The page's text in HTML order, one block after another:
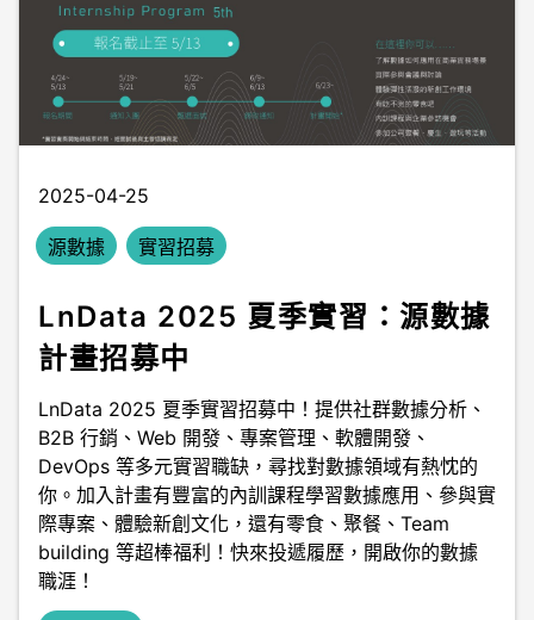
2025-04-25
源數據 實習招募
LnData 2025 夏季實習：源數據
計畫招募中
LnData 2025 夏季實習招募中！提供社群數據分析、
B2B 行銷、Web 開發、專案管理、軟體開發、
DevOps 等多元實習職缺，尋找對數據領域有熱忱的
你。加入計畫有豐富的內訓課程學習數據應用、參與實
際專案、體驗新創文化，還有零食、聚餐、Team
building 等超棒福利！快來投遞履歷，開啟你的數據
職涯！